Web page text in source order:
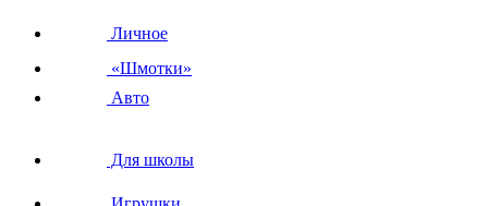
Личное
«Шмотки»
Авто
Для школы